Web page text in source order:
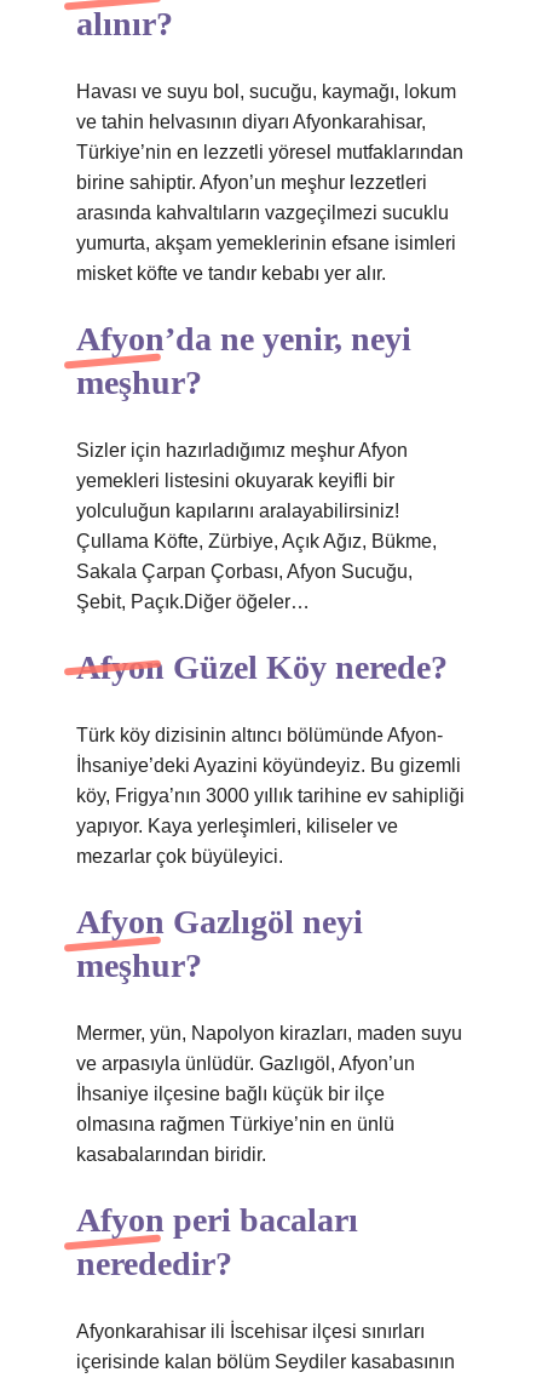
alınır?
Havası ve suyu bol, sucuğu, kaymağı, lokum
ve tahin helvasının diyarı Afyonkarahisar,
Türkiye’nin en lezzetli yöresel mutfaklarından
birine sahiptir. Afyon’un meşhur lezzetleri
arasında kahvaltıların vazgeçilmezi sucuklu
yumurta, akşam yemeklerinin efsane isimleri
misket köfte ve tandır kebabı yer alır.
Afyon’da ne yenir, neyi
meşhur?
Sizler için hazırladığımız meşhur Afyon
yemekleri listesini okuyarak keyifli bir
yolculuğun kapılarını aralayabilirsiniz!
Çullama Köfte, Zürbiye, Açık Ağız, Bükme,
Sakala Çarpan Çorbası, Afyon Sucuğu,
Şebit, Paçık.Diğer öğeler…
Afyon Güzel Köy nerede?
Türk köy dizisinin altıncı bölümünde Afyon-
İhsaniye’deki Ayazini köyündeyiz. Bu gizemli
köy, Frigya’nın 3000 yıllık tarihine ev sahipliği
yapıyor. Kaya yerleşimleri, kiliseler ve
mezarlar çok büyüleyici.
Afyon Gazlıgöl neyi
meşhur?
Mermer, yün, Napolyon kirazları, maden suyu
ve arpasıyla ünlüdür. Gazlıgöl, Afyon’un
İhsaniye ilçesine bağlı küçük bir ilçe
olmasına rağmen Türkiye’nin en ünlü
kasabalarından biridir.
Afyon peri bacaları
nerededir?
Afyonkarahisar ili İscehisar ilçesi sınırları
içerisinde kalan bölüm Seydiler kasabasının